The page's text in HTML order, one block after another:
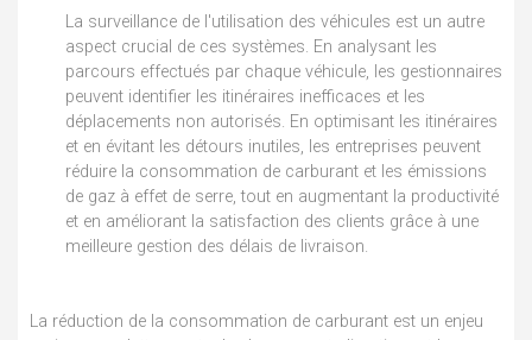
La surveillance de l'utilisation des véhicules est un autre
aspect crucial de ces systèmes. En analysant les
parcours effectués par chaque véhicule, les gestionnaires
peuvent identifier les itinéraires inefficaces et les
déplacements non autorisés. En optimisant les itinéraires
et en évitant les détours inutiles, les entreprises peuvent
réduire la consommation de carburant et les émissions
de gaz à effet de serre, tout en augmentant la productivité
et en améliorant la satisfaction des clients grâce à une
meilleure gestion des délais de livraison.
La réduction de la consommation de carburant est un enjeu